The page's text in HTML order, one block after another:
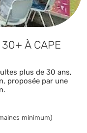
30+ À CAPE
plus de 30 ans,
proposée par une
minimum)